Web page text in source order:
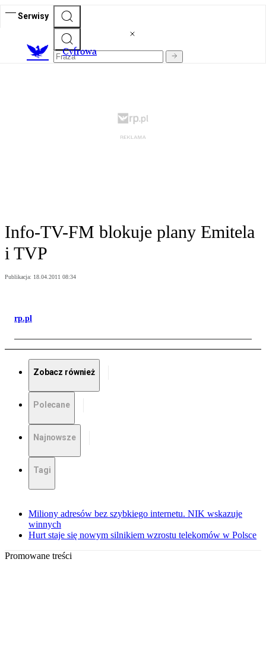
Serwisy
Cyfrowa
Info-TV-FM blokuje plany Emitela
i TVP
Publikacja: 18.04.2011 08:34
rp.pl
Zobacz również
Polecane
Najnowsze
Tagi
Miliony adresów bez szybkiego internetu. NIK wskazuje
winnych
Hurt staje się nowym silnikiem wzrostu telekomów w Polsce
Promowane treści